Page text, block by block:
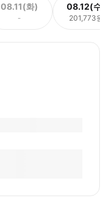
08.11(화)
-
08.12(수)
201,773원